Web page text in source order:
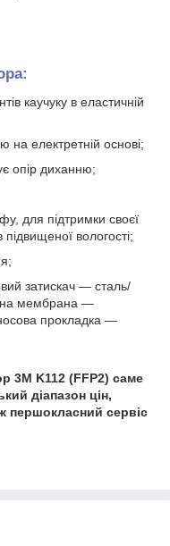
каучуку в еластичній
електретній основі;
опір диханню;
для підтримки своєї
вологості;
затискач — сталь/
мембрана —
прокладка —
3М K112 (FFP2) саме
діапазон цін,
першокласний сервіс